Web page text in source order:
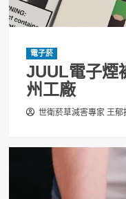
電子菸
JUUL電子煙
州工廠
世衛菸草減害專家 王郁